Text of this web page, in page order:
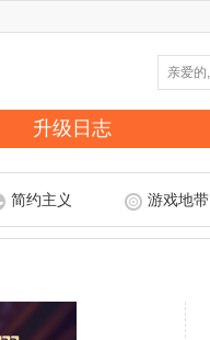
升级日志
简约主义 游戏地带